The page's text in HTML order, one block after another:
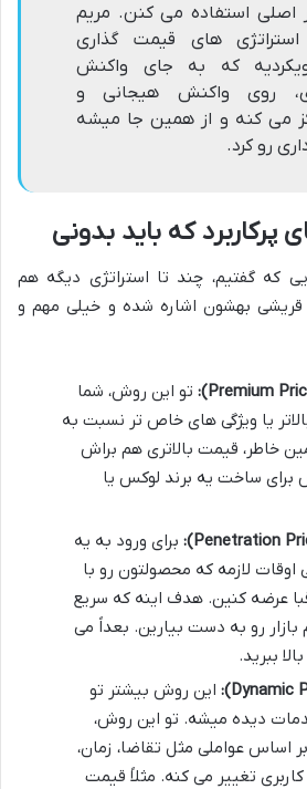
اصلی استفاده می کنن. مریم
های قیمت گذاری
که به جای واکنش
روی واکنش هیجانی و
می کنه و از همین جا میشه
رو کرد.
پرکاربرد که باید بدونی
که گفتیم، چند تا استراتژی دیگه هم
بهشون اشاره شده و خیلی مهم و
تو این روش، شما
یا ویژگی های خاص تر نسبت به
خاطر، قیمت بالاتری هم براش
ساخت یه برند لوکس یا
برای ورود به یه
اوقات لازمه که محصولتون رو با
عرضه کنین. هدف اینه که سریع
رو به دست بیارین. بعداً می
ببرید.
این روش بیشتر تو
دیده میشه. تو این روش،
عواملی مثل تقاضا، زمان،
تغییر می کنه. مثلاً قیمت